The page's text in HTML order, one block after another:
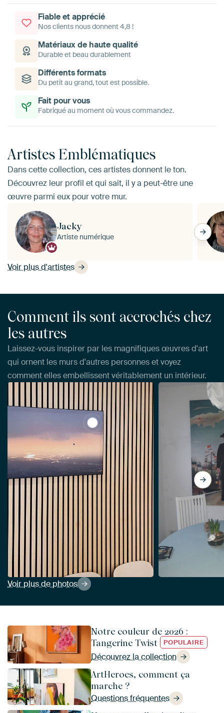
Fiable et apprécié
Nos clients nous donnent 4,8 !
Matériaux de haute qualité
Durable et beau durablement
Différents formats
Du petit au grand, tout est possible.
Fait pour vous
Fabriqué au moment où vous commandez.
Artistes Emblématiques
Dans cette collection, ces artistes donnent le ton.
Découvrez leur profil et qui sait, il y a peut-être une
œuvre parmi eux pour votre mur.
Voir plus d'artistes
Jacky
Artiste numérique
Comment ils sont accrochés chez
les autres
Laissez-vous inspirer par les magnifiques œuvres d'art
qui ornent les murs d'autres personnes et voyez
comment elles embellissent véritablement un intérieur.
Voir plus de photos
View Vol en ballon au-dessus
Notre couleur de 2026 :
Tangerine Twist
POPULAIRE
Découvrez la collection
ArtHeroes, comment ça
marche ?
Questions fréquentes